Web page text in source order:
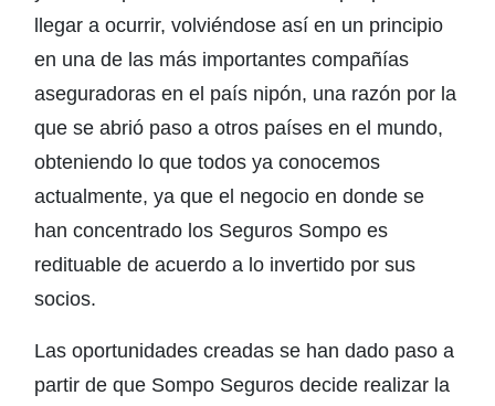
llegar a ocurrir, volviéndose así en un principio
en una de las más importantes compañías
aseguradoras en el país nipón, una razón por la
que se abrió paso a otros países en el mundo,
obteniendo lo que todos ya conocemos
actualmente, ya que el negocio en donde se
han concentrado los Seguros Sompo es
redituable de acuerdo a lo invertido por sus
socios.
Las oportunidades creadas se han dado paso a
partir de que Sompo Seguros decide realizar la